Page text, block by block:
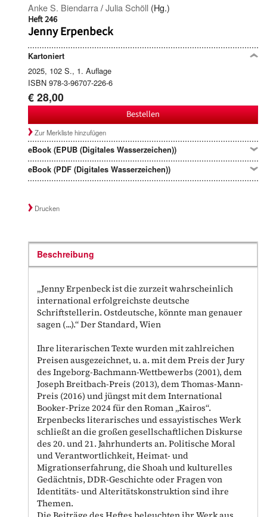
Anke S. Biendarra /Julia Schöll (Hg.)
Heft 246
Jenny Erpenbeck
Kartoniert
2025, 102 S., 1. Auflage
ISBN 978-3-96707-226-6
€ 28,00
Bestellen
Zur Merkliste hinzufügen
eBook (EPUB (Digitales Wasserzeichen))
eBook (PDF (Digitales Wasserzeichen))
Drucken
Beschreibung
„Jenny Erpenbeck ist die zurzeit wahrscheinlich
international erfolgreichste deutsche
Schriftstellerin. Ostdeutsche, könnte man genauer
sagen (...).“ Der Standard, Wien
Ihre literarischen Texte wurden mit zahlreichen
Preisen ausgezeichnet, u. a. mit dem Preis der Jury
des Ingeborg-Bachmann-Wettbewerbs (2001), dem
Joseph Breitbach-Preis (2013), dem Thomas-Mann-
Preis (2016) und jüngst mit dem International
Booker-Prize 2024 für den Roman „Kairos“.
Erpenbecks literarisches und essayistisches Werk
schließt an die großen gesellschaftlichen Diskurse
des 20. und 21. Jahrhunderts an. Politische Moral
und Verantwortlichkeit, Heimat- und
Migrationserfahrung, die Shoah und kulturelles
Gedächtnis, DDR-Geschichte oder Fragen von
Identitäts- und Alteritätskonstruktion sind ihre
Themen.